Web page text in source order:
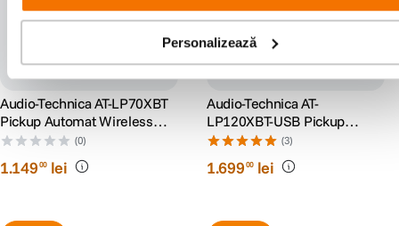
Personalizează
Audio-Technica AT-LP70XBT
Pickup Automat Wireless
Belt-Drive Alb Argintiu
(0)
1.14900 lei
Audio-Technica AT-
LP120XBT-USB Pickup
Stereo cu USB Negru
(3)
1.69900 lei